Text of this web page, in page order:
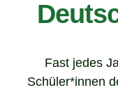
Fast jedes
Schüler*innen